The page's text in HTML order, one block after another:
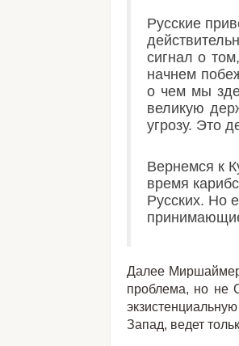
Русские
сигнал о
начнем
о чем мы
великую
угрозу. Это
Вернемся к
время
Русских. Но
Далее Миршаймер
проблема, но не
Запад, ведет